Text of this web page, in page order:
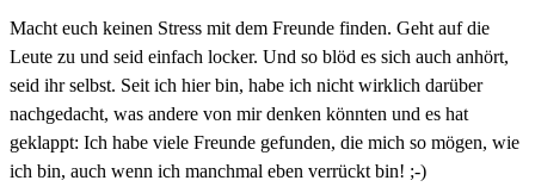
Macht euch keinen Stress mit dem Freunde finden. Geht auf die
Leute zu und seid einfach locker. Und so blöd es sich auch anhört,
seid ihr selbst. Seit ich hier bin, habe ich nicht wirklich darüber
nachgedacht, was andere von mir denken könnten und es hat
geklappt: Ich habe viele Freunde gefunden, die mich so mögen, wie
ich bin, auch wenn ich manchmal eben verrückt bin! ;-)